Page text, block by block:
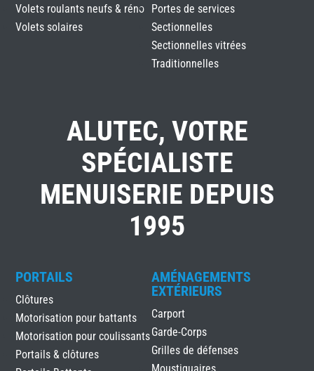
Volets roulants neufs & réno
Volets solaires
Portes de services
Sectionnelles
Sectionnelles vitrées
Traditionnelles
ALUTEC, VOTRE
SPÉCIALISTE
MENUISERIE DEPUIS
1995
PORTAILS
Clôtures
Motorisation pour battants
Motorisation pour coulissants
Portails & clôtures
AMÉNAGEMENTS
EXTÉRIEURS
Carport
Garde-Corps
Grilles de défenses
Moustiquaires